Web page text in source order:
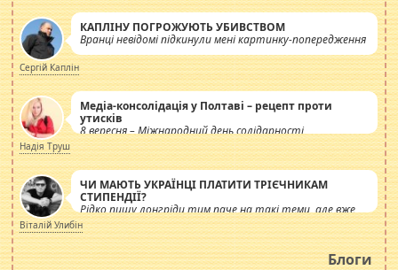
КАПЛІНУ ПОГРОЖУЮТЬ УБИВСТВОМ
Вранці невідомі підкинули мені картинку-попередження
Сергій Каплін
Медіа-консолідація у Полтаві – рецепт проти
утисків
8 вересня – Міжнародний день солідарності
журналістів.
Надія Труш
ЧИ МАЮТЬ УКРАЇНЦІ ПЛАТИТИ ТРІЄЧНИКАМ
СТИПЕНДІЇ?
Рідко пишу лонгріди тим паче на такі теми, але вже
просто дістало! Обурюють сьогоднішні інсенуації
навколо стипендіального питання. Штучно
роздувається ще одна соціальна катастрофа.
Віталій Улибін
Блоги